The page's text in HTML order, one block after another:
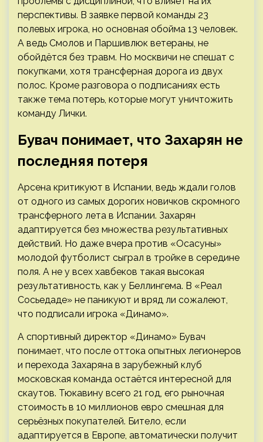
перспективы. В заявке первой команды 23
полевых игрока, но основная обойма 13 человек.
А ведь Смолов и Паршивлюк ветераны, не
обойдётся без травм. Но москвичи не спешат с
покупками, хотя трансферная дорога из двух
полос. Кроме разговора о подписаниях есть
также тема потерь, которые могут уничтожить
команду Лички.
Бувач понимает, что Захарян не
последняя потеря
Арсена критикуют в Испании, ведь ждали голов
от одного из самых дорогих новичков скромного
трансферного лета в Испании. Захарян
адаптируется без множества результативных
действий. Но даже вчера против «Осасуны»
молодой футболист сыграл в тройке в середине
поля. А не у всех хавбеков такая высокая
результативность, как у Беллингема. В «Реал
Сосьедаде» не паникуют и вряд ли сожалеют,
что подписали игрока «Динамо».
А спортивный директор «Динамо» Бувач
понимает, что после оттока опытных легионеров
и перехода Захаряна в зарубежный клуб
московская команда остаётся интересной для
скаутов. Тюкавину всего 21 год, его рыночная
стоимость в 10 миллионов евро смешная для
серьёзных покупателей. Битело, если
адаптируется в Европе, автоматически получит